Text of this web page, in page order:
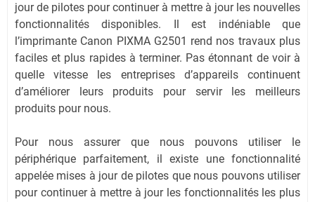
jour de pilotes pour continuer à mettre à jour les nouvelles
fonctionnalités disponibles. Il est indéniable que
l’imprimante Canon PIXMA G2501 rend nos travaux plus
faciles et plus rapides à terminer. Pas étonnant de voir à
quelle vitesse les entreprises d’appareils continuent
d’améliorer leurs produits pour servir les meilleurs
produits pour nous.
Pour nous assurer que nous pouvons utiliser le
périphérique parfaitement, il existe une fonctionnalité
appelée mises à jour de pilotes que nous pouvons utiliser
pour continuer à mettre à jour les fonctionnalités les plus